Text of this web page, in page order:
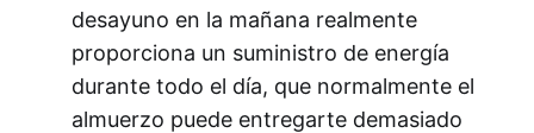
desayuno en la mañana realmente
proporciona un suministro de energía
durante todo el día, que normalmente el
almuerzo puede entregarte demasiado